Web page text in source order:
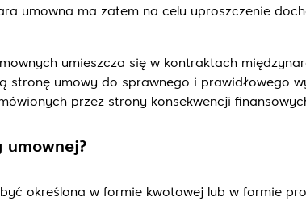
umowna ma zatem na celu uproszczenie
umieszcza się w kontraktach
stronę umowy do sprawnego i prawidłowego
przez strony konsekwencji
umownej?
określona w formie kwotowej lub w formie